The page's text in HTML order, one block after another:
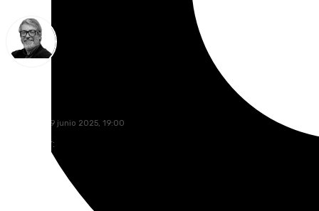
domingo, 29 junio 2025, 19:00
Compartir: